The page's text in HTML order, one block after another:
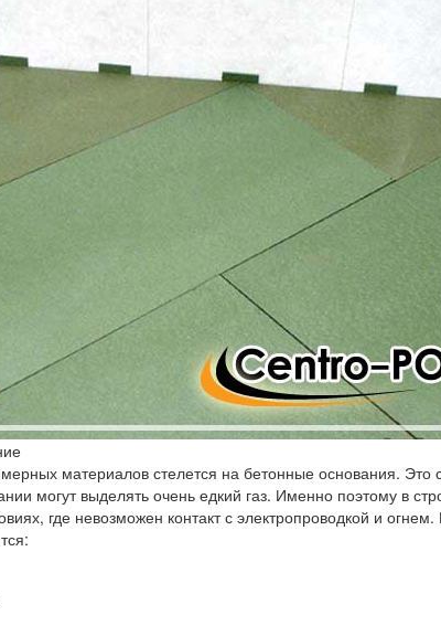
материалов стелется на бетонные основания. Это
могут выделять очень едкий газ. Именно поэтому в
где невозможен контакт с электропроводкой и огнем.